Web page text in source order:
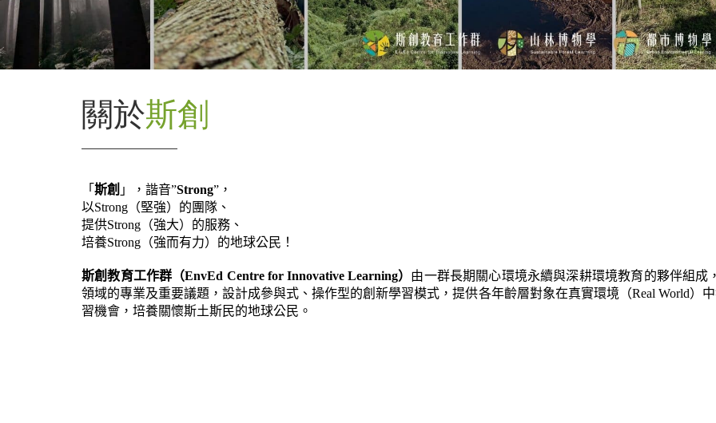
關於斯創
「 斯創 」，諧音”Strong”，
以Strong（堅強）的團隊、
提供Strong（強大）的服務、
培養Strong（強而有力）的地球公民！
斯創教育工作群（EnvEd Centre for Innovative Learning） 由一群長期關心環境永續與深耕環境教育的夥伴組
領域的專業及重要議題，設計成參與式、操作型的創新學習模式，提供各年齡層對象在真實環境（Real World）
習機會，培養關懷斯土斯民的地球公民。